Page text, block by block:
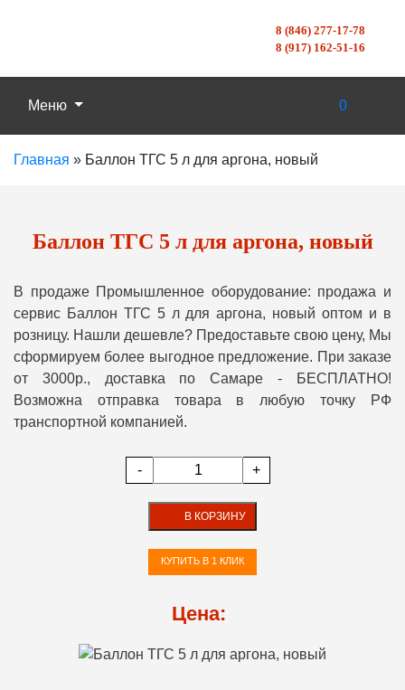
8 (846) 277-17-78
8 (917) 162-51-16
Меню 0
Главная » Баллон ТГС 5 л для аргона, новый
Баллон ТГС 5 л для аргона, новый
В продаже Промышленное оборудование: продажа и
сервис Баллон ТГС 5 л для аргона, новый оптом и в
розницу. Нашли дешевле? Предоставьте свою цену, Мы
сформируем более выгодное предложение. При заказе
от 3000р., доставка по Самаре - БЕСПЛАТНО!
Возможна отправка товара в любую точку РФ
транспортной компанией.
- +
В КОРЗИНУ
КУПИТЬ В 1 КЛИК
Цена: